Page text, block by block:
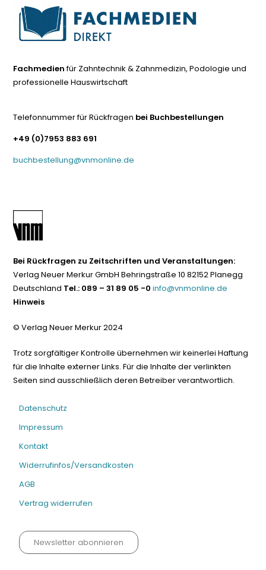
Fachmedienfür Zahntechnik & Zahnmedizin, Podologie und
professionelle Hauswirtschaft
Telefonnummer für Rückfragen bei Buchbestellungen
+49 (0)7953 883 691
buchbestellung@vnmonline.de
Bei Rückfragen zu Zeitschriften und Veranstaltungen:
Verlag Neuer Merkur GmbH Behringstraße 10 82152 Planegg
Deutschland Tel.: 089 – 31 89 05 -0 info@vnmonline.de
Hinweis
© Verlag Neuer Merkur 2024
Trotz sorgfältiger Kontrolle übernehmen wir keinerlei Haftung
für die Inhalte externer Links. Für die Inhalte der verlinkten
Seiten sind ausschließlich deren Betreiber verantwortlich.
Datenschutz
Impressum
Kontakt
Widerrufinfos/Versandkosten
AGB
Vertrag widerrufen
Newsletter abonnieren